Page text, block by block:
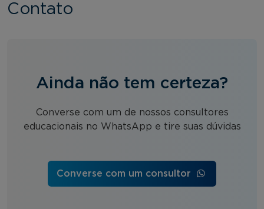
Contato
Ainda não tem certeza?
Converse com um de nossos consultores
educacionais no WhatsApp e tire suas dúvidas
Converse com um consultor